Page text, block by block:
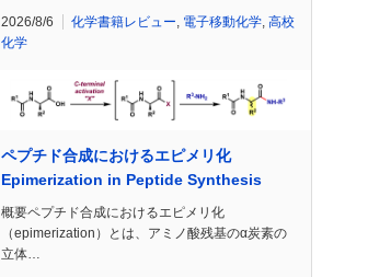
2026/8/6 化学書籍レビュー, 電子移動化学, 高校
化学
ペプチド合成におけるエピメリ化
Epimerization in Peptide Synthesis
概要ペプチド合成におけるエピメリ化
（epimerization）とは、アミノ酸残基のα炭素の
立体…